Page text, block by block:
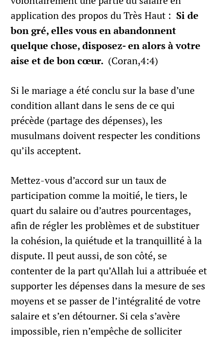
application des propos du Très Haut : Si de
bon gré, elles vous en abandonnent
quelque chose, disposez- en alors à votre
aise et de bon cœur. (Coran,4:4)
Si le mariage a été conclu sur la base d’une
condition allant dans le sens de ce qui
précède (partage des dépenses), les
musulmans doivent respecter les conditions
qu’ils acceptent.
Mettez-vous d’accord sur un taux de
participation comme la moitié, le tiers, le
quart du salaire ou d’autres pourcentages,
afin de régler les problèmes et de substituer
la cohésion, la quiétude et la tranquillité à la
dispute. Il peut aussi, de son côté, se
contenter de la part qu’Allah lui a attribuée et
supporter les dépenses dans la mesure de ses
moyens et se passer de l’intégralité de votre
salaire et s’en détourner. Si cela s’avère
impossible, rien n’empêche de solliciter